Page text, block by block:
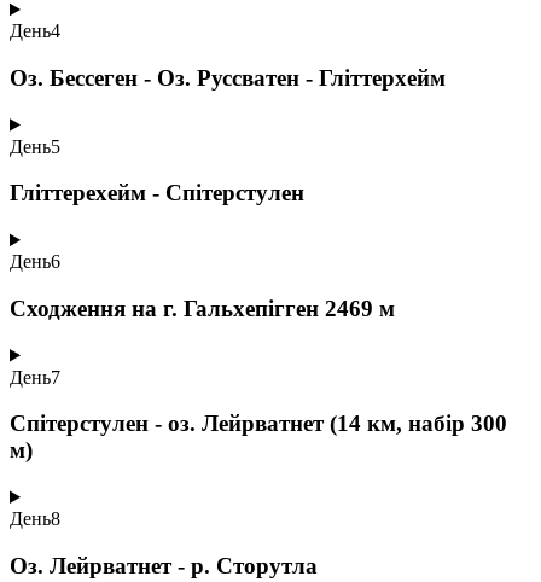
День4
Оз. Бессеген - Оз. Руссватен - Гліттерхейм
День5
Гліттерехейм - Спітерстулен
День6
Сходження на г. Гальхепігген 2469 м
День7
Спітерстулен - оз. Лейрватнет (14 км, набір 300
м)
День8
Оз. Лейрватнет - р. Сторутла